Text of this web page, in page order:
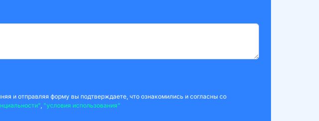
и отправляя форму вы подтверждаете, что ознакомились и согласны со
, "условия использования"